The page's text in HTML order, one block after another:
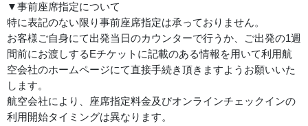
▼事前座席指定について
特に表記のない限り事前座席指定は承っておりません。
お客様ご自身にて出発当日のカウンターで行うか、ご出発の1週
間前にお渡しするEチケットに記載のある情報を用いて利用航
空会社のホームページにて直接手続き頂きますようお願いいた
します。
航空会社により、座席指定料金及びオンラインチェックインの
利用開始タイミングは異なります。